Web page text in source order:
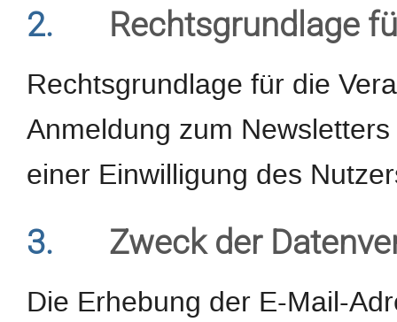
2. Rechtsgrundlage
Rechtsgrundlage für die
Anmeldung zum
einer Einwilligung des
3. Zweck der
Die Erhebung der E-Mail-